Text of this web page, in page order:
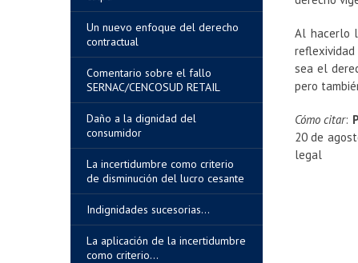
Un nuevo enfoque del derecho
contractual
Comentario sobre el fallo
SERNAC/CENCOSUD RETAIL
Daño a la dignidad del
consumidor
La incertidumbre como criterio
de disminución del lucro cesante
Indignidades sucesorias...
La aplicación de la incertidumbre
como criterio...
Al hacerlo
sea el
pero
Cómo citar:
20 de
legal